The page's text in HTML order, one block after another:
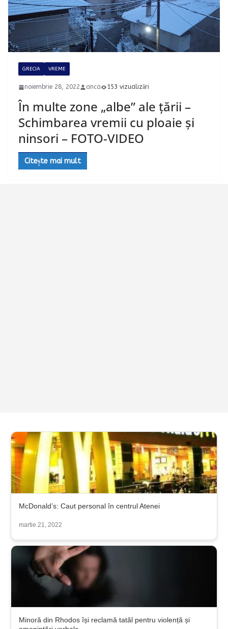
GRECIA VREME
noiembrie 28, 2022 anca 153 vizualizări
În multe zone „albe” ale țării –
Schimbarea vremii cu ploaie și
ninsori – FOTO-VIDEO
Citește mai mult
McDonald’s: Caut personal în centrul Atenei
martie 21, 2022
Minoră din Rhodos își reclamă tatăl pentru violență și